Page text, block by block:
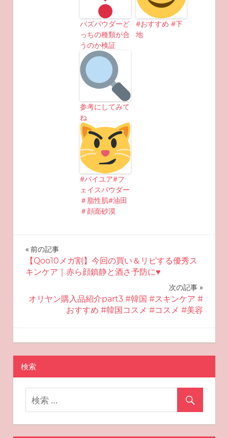
バズパウダーど
っちの種類が合
うのか検証
参考にしてみて
ね
#バイユア#フ
ェイスパウダー
＃脂性肌#油田
＃顔面砂漠
#おすすめ #下
地
投
稿
ナ
ー
シ
ョ
ン
前の記事
【Qoo10メガ割】今回の買い＆リピする優秀ス
キンケア｜赤ら顔鎮静と酒さ予防に♥︎
次の記事
オリヤン購入品紹介part3 #韓国 #スキンケア #
おすすめ #韓国コスメ #コスメ #美容
2025-08-28
miyu
おすすめスキンケア
検索